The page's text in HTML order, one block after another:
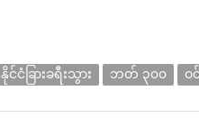
နိုင်ငံခြားခရီးသွား ဘတ် ၃၀၀ ဝ